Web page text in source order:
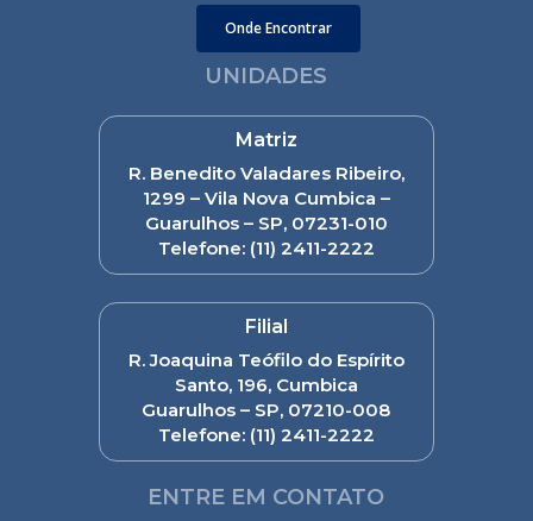
Onde Encontrar
UNIDADES
Matriz
R. Benedito Valadares Ribeiro,
1299 – Vila Nova Cumbica –
Guarulhos – SP, 07231-010
Telefone: (11) 2411-2222
Filial
R. Joaquina Teófilo do Espírito
Santo, 196, Cumbica
Guarulhos – SP, 07210-008
Telefone:(11) 2411-2222
ENTRE EM CONTATO